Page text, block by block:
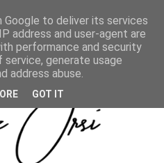
to deliver its services
address and user-agent are
performance and security
generate usage
address abuse.
GOT IT